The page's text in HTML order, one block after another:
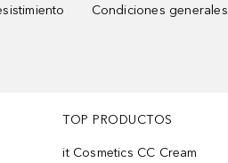
Condiciones generales
TOP PRODUCTOS
it Cosmetics CC Cream